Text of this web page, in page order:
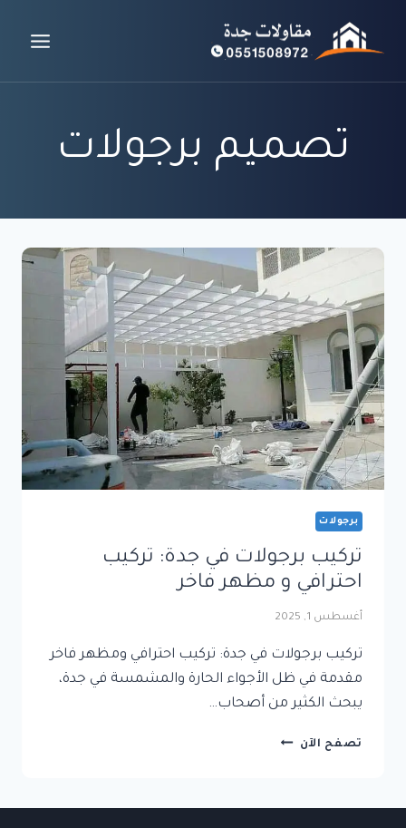
تصميم برجولات
برجولات
تركيب برجولات في جدة: تركيب
احترافي و مظهر فاخر
أغسطس 1, 2025
تركيب برجولات في جدة: تركيب احترافي ومظهر فاخر
مقدمة في ظل الأجواء الحارة والمشمسة في جدة،
يبحث الكثير من أصحاب…
تصفح الآن تركيب